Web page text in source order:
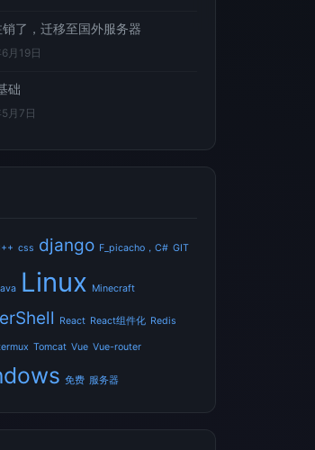
了，迁移至国外服务器
月19日
础
月7日
css django F_picacho，C# GIT
Linux Minecraft
React React组件化 Redis
Tomcat Vue Vue-router
免费 服务器